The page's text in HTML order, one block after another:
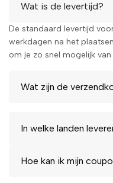
Wat is de levertijd?
De standaard levertijd
werkdagen na het
om je zo snel mogelijk
Wat zijn de
In welke landen
Hoe kan ik mijn